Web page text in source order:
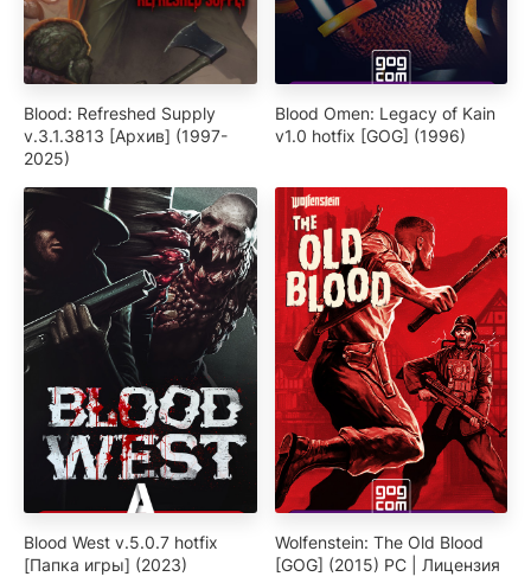
Blood: Refreshed Supply
v.3.1.3813 [Архив] (1997-
2025)
Blood Omen: Legacy of Kain
v1.0 hotfix [GOG] (1996)
Blood West v.5.0.7 hotfix
[Папка игры] (2023)
Wolfenstein: The Old Blood
[GOG] (2015) PC | Лицензия